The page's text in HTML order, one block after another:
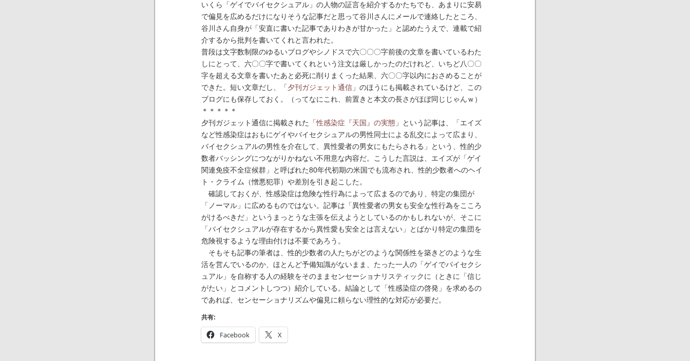
いくら「ゲイでバイセクシュアル」の人物の証言を紹介するかたちでも、あまりに安易
で偏見を広めるだけになりそうな記事だと思って谷川さんにメールで連絡したところ、
谷川さん自身が「安直に書いた記事でありわきが甘かった」と認めたうえで、連載で紹
介するから批判を書いてくれと言われた。
普段は文字数制限のゆるいブログやシノドスで六〇〇〇字前後の文章を書いているわた
しにとって、六〇〇字で書いてくれという注文は厳しかったのだけれど、いちど八〇〇
字を超える文章を書いたあと必死に削りまくった結果、六〇〇字以内におさめることが
できた。短い文章だし、「夕刊ガジェット通信 」のほうにも掲載されているけど、この
ブログにも保存しておく。（ってなにこれ、前置きと本文の長さがほぼ同じじゃんｗ）
＊＊＊＊＊
夕刊ガジェット通信に掲載された「性感染症『天国』の実態 」という記事は、「エイズ
など性感染症はおもにゲイやバイセクシュアルの男性同士による乱交によって広まり、
バイセクシュアルの男性を介在して、異性愛者の男女にもたらされる」という、性的少
数者バッシングにつながりかねない不用意な内容だ。こうした言説は、エイズが「ゲイ
関連免疫不全症候群」と呼ばれた80年代初期の米国でも流布され、性的少数者へのヘイ
ト・クライム（憎悪犯罪）や差別を引き起こした。
確認しておくが、性感染症は危険な性行為によって広まるのであり、特定の集団が
「ノーマル」に広めるものではない。記事は「異性愛者の男女も安全な性行為をこころ
がけるべきだ」というまっとうな主張を伝えようとしているのかもしれないが、そこに
「バイセクシュアルが存在するから異性愛も安全とは言えない」とばかり特定の集団を
危険視するような理由付けは不要であろう。
そもそも記事の筆者は、性的少数者の人たちがどのような関係性を築きどのような生
活を営んでいるのか、ほとんど予備知識がないまま、たった一人の「ゲイでバイセクシ
ュアル」を自称する人の経験をそのままセンセーショナリスティックに（ときに「信じ
がたい」とコメントしつつ）紹介している。結論として「性感染症の啓発」を求めるの
であれば、センセーショナリズムや偏見に頼らない理性的な対応が必要だ。
共有:
Facebook X